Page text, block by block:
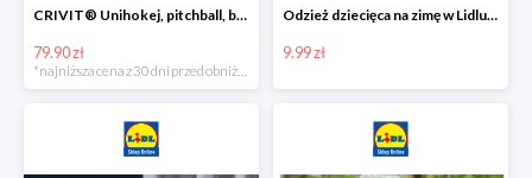
CRIVIT® Unihokej, pitchball, bean bag lub disc golf
79.90 zł
Odzież dziecięca na zimę w Lidlu Online od 9,99 zł
9.99 zł